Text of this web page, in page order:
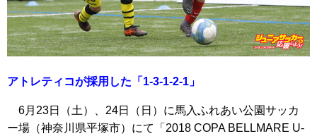
アトレティコが採用した「1-3-1-2-1」
6月23日（土）、24日（日）に馬入ふれあい公園サッカ
ー場（神奈川県平塚市）にて「2018 COPA BELLMARE U-